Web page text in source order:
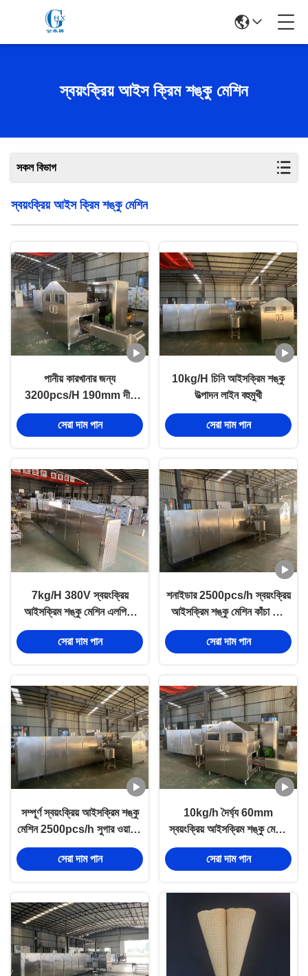
স্বয়ংক্রিয় আইস ক্রিম শঙ্কু মেশিন
সকল বিভাগ
স্বয়ংক্রিয় আইস ক্রিম শঙ্কু মেশিন
পানীয় কারখানার জন্য
3200pcs/H 190mm দীর্ঘ
স্বয়ংক্রিয় আইসক্রিম শঙ্কু মেশিন
সেরা দাম পান
10kg/H চিনি আইসক্রিম শঙ্কু
উত্পাদন লাইন বহুমুখী
সেরা দাম পান
7kg/H 380V স্বয়ংক্রিয়
আইসক্রিম শঙ্কু মেশিন এলপিজি
খরচ
সেরা দাম পান
শনাইডার 2500pcs/h স্বয়ংক্রিয়
আইসক্রিম শঙ্কু মেশিন কাঁচা আখ
সহজে পরিচালনা করার জন্য
সেরা দাম পান
সম্পূর্ণ স্বয়ংক্রিয় আইসক্রিম শঙ্কু
মেশিন 2500pcs/h সুগার ওয়াফার
শঙ্কু রোলিং বেকার লাইন
সেরা দাম পান
10kg/h দৈর্ঘ্য 60mm
স্বয়ংক্রিয় আইসক্রিম শঙ্কু মেশিন
মিনি ইকো ফ্রেন্ডলি
সেরা দাম পান